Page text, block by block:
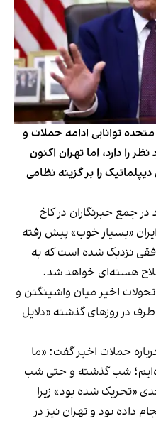
توانایی ادامه حملات و
را دارد، اما تهران اکنون
را بر گزینه نظامی
چهارشنبه ۱۳ خرداد در جمع خبرنگاران در کاخ
«بسیار خوب» پیش رفته
نزدیک شده است که به
هسته‌ای خواهد شد.
اخیر میان واشینگتن و
در روزهای گذشته «دلایل
حملات اخیر گفت: «ما
شب گذشته و حتی شب
«تحریک شده بود» زیرا
داده بود و تهران نیز در